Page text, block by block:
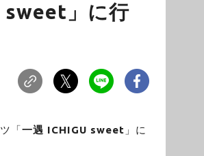
sweet」に行
「一遇 ICHIGU sweet 」に